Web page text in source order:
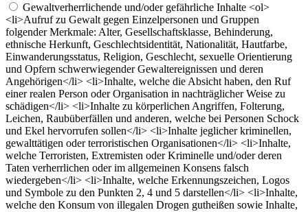
Gewaltverherrlichende und/oder gefährliche Inhalte <ol>
<li>Aufruf zu Gewalt gegen Einzelpersonen und Gruppen
folgender Merkmale: Alter, Gesellschaftsklasse, Behinderung,
ethnische Herkunft, Geschlechtsidentität, Nationalität, Hautfarbe,
Einwanderungsstatus, Religion, Geschlecht, sexuelle Orientierung
und Opfern schwerwiegender Gewaltereignissen und deren
Angehörigen</li> <li>Inhalte, welche die Absicht haben, den Ruf
einer realen Person oder Organisation in nachträglicher Weise zu
schädigen</li> <li>Inhalte zu körperlichen Angriffen, Folterung,
Leichen, Raubüberfällen und anderen, welche bei Personen Schock
und Ekel hervorrufen sollen</li> <li>Inhalte jeglicher kriminellen,
gewalttätigen oder terroristischen Organisationen</li> <li>Inhalte,
welche Terroristen, Extremisten oder Kriminelle und/oder deren
Taten verherrlichen oder im allgemeinen Konsens falsch
wiedergeben</li> <li>Inhalte, welche Erkennungszeichen, Logos
und Symbole zu den Punkten 2, 4 und 5 darstellen</li> <li>Inhalte,
welche den Konsum von illegalen Drogen gutheißen sowie Inhalte,